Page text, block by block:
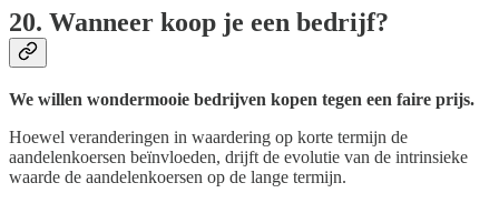
20. Wanneer koop je een bedrijf?
We willen wondermooie bedrijven kopen tegen een faire prijs.
Hoewel veranderingen in waardering op korte termijn de
aandelenkoersen beïnvloeden, drijft de evolutie van de intrinsieke
waarde de aandelenkoersen op de lange termijn.